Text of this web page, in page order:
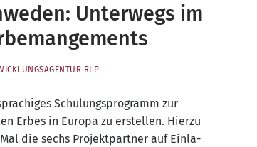
Unterwegs im
RLP
Schu­lungs­pro­gramm zur
Erbes in Euro­pa zu erstel­len. Hier­zu
die sechs Pro­jekt­part­ner auf Ein­la­